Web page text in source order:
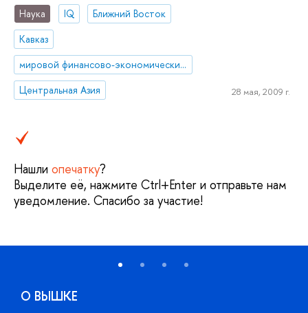
Наука IQ
Ближний Восток
Кавказ
мировой финансово-экономический кризис
Центральная Азия
28 мая, 2009 г.
Нашли опечатку?
Выделите её, нажмите Ctrl+Enter и отправьте нам
уведомление. Спасибо за участие!
О ВЫШКЕ